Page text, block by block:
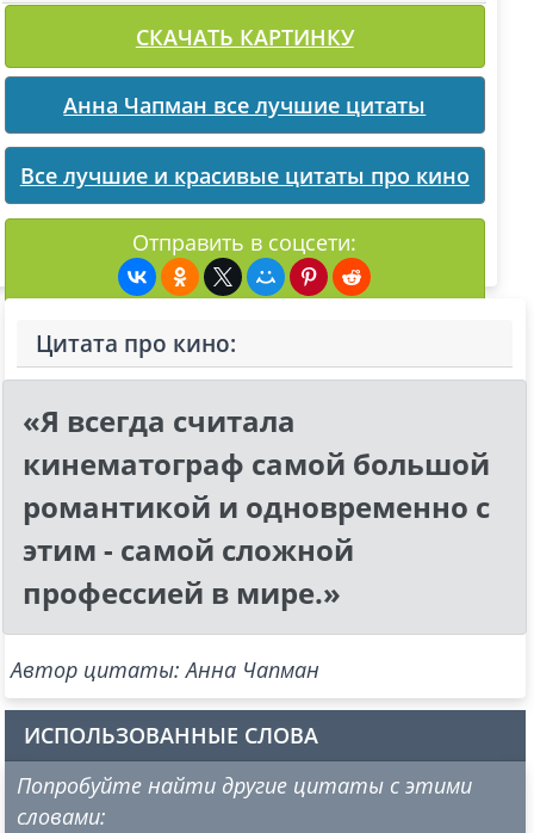
СКАЧАТЬ КАРТИНКУ
Анна Чапман все лучшие цитаты
Все лучшие и красивые цитаты про кино
Отправить в соцсети:
Цитата про кино:
«Я всегда считала
кинематограф самой большой
романтикой и одновременно с
этим - самой сложной
профессией в мире.»
Автор цитаты: Анна Чапман
ИСПОЛЬЗОВАННЫЕ СЛОВА
Попробуйте найти другие цитаты с этими
словами: